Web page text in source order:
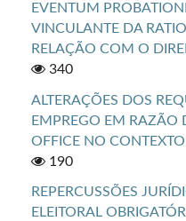
EVENTUM
VINCULANTE DA
RELAÇÃO COM O
340
ALTERAÇÕES DOS
EMPREGO EM RAZÃO
OFFICE NO
190
REPERCUSSÕES
ELEITORAL